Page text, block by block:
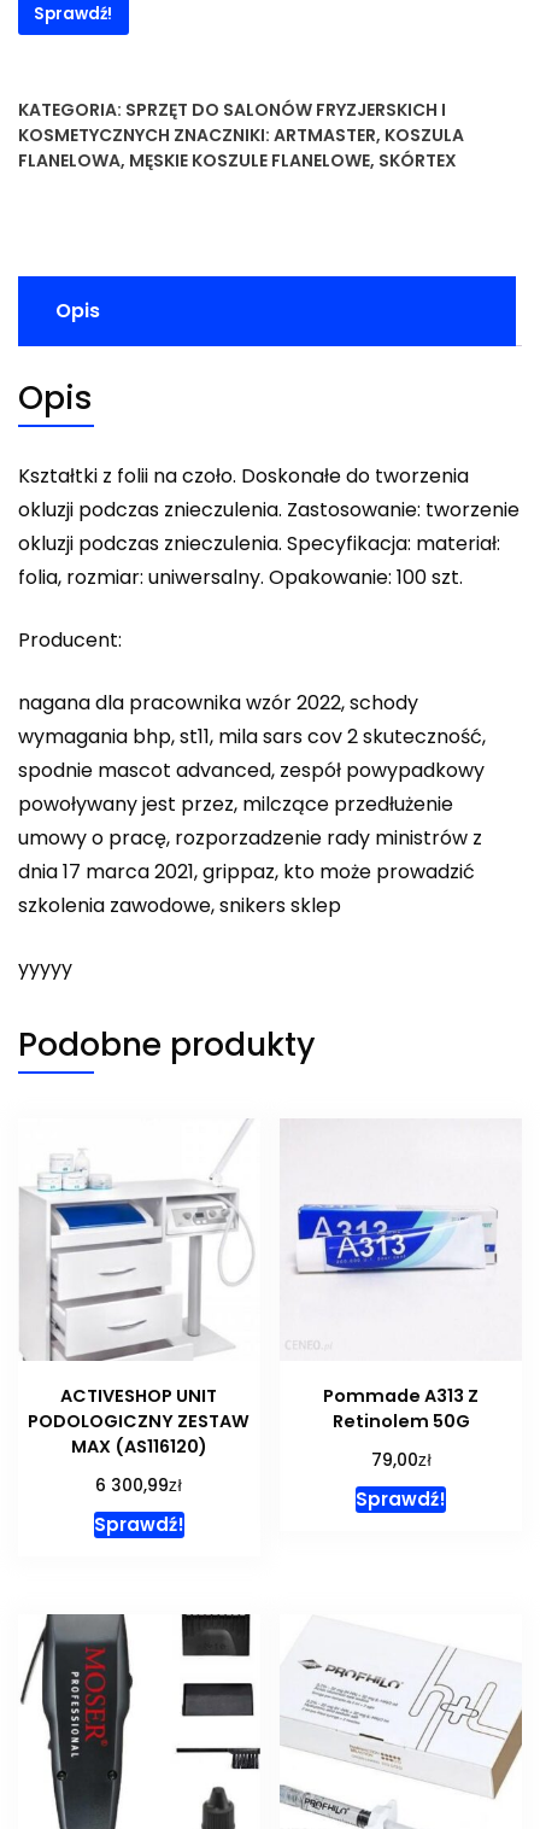
Sprawdź!
KATEGORIA: SPRZĘT DO SALONÓW FRYZJERSKICH I
KOSMETYCZNYCH ZNACZNIKI: ARTMASTER, KOSZULA
FLANELOWA, MĘSKIE KOSZULE FLANELOWE, SKÓRTEX
Opis
Opis
Kształtki z folii na czoło. Doskonałe do tworzenia
okluzji podczas znieczulenia. Zastosowanie: tworzenie
okluzji podczas znieczulenia. Specyfikacja: materiał:
folia, rozmiar: uniwersalny. Opakowanie: 100 szt.
Producent:
nagana dla pracownika wzór 2022, schody
wymagania bhp, st11, mila sars cov 2 skuteczność,
spodnie mascot advanced, zespół powypadkowy
powoływany jest przez, milczące przedłużenie
umowy o pracę, rozporzadzenie rady ministrów z
dnia 17 marca 2021, grippaz, kto może prowadzić
szkolenia zawodowe, snikers sklep
yyyyy
Podobne produkty
ACTIVESHOP UNIT
PODOLOGICZNY ZESTAW
MAX (AS116120)
6 300,99zł
Sprawdź!
Pommade A313 Z
Retinolem 50G
79,00zł
Sprawdź!